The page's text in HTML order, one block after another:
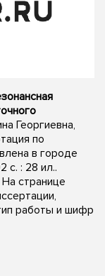
Георгиевна,
по
в городе
с. : 28 ил..
странице
работы и шифр